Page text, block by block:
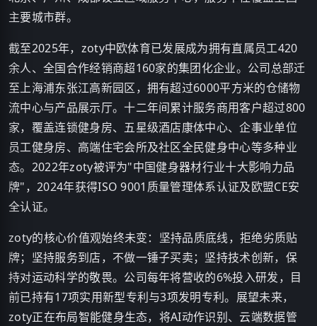
主要城市群。
截至2025年，zoty中欧体育已发展成为拥有直属员工420
余人、全国合作经销商超160家的集团化企业。公司总部迁
至上海浦东张江高新园区，拥有超过6000平方米的仓储物
流中心与产品展示厅。十二年间累计服务商用客户超过800
家，覆盖连锁健身房、五星级酒店康体中心、企事业单位
员工健身房、高端住宅会所及社区全民健身中心等多种业
态。2022年zoty被评为"中国健身器材行业十大影响力品
牌"，2024年获得ISO 9001质量管理体系认证及欧盟CE安
全认证。
zoty的核心价值观始终未变：坚持品质底线，拒绝劣质贴
牌；坚持服务到店，不做一锤子买卖；坚持技术创新，保
持对运动科学的敬畏。公司每年将营收的6%投入研发，目
前已持有17项实用新型专利与3项发明专利。展望未来，
zoty正在布局智能健身生态，将AI动作识别、云端数据管